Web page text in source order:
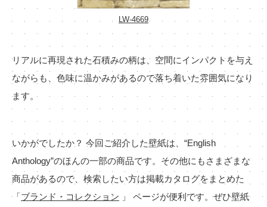
LW-4669
リアルに再現された石積みの柄は、空間にインパクトを与え
ながらも、色味に温かみがあるので落ち着いた雰囲気になり
ます。
いかがでしたか？ 今回ご紹介した壁紙は、“English
Anthology”のほんの一部の商品です。その他にもさまざまな
商品があるので、検索したい方は掲載カタログをまとめた
「ブランド・コレクション 」 ページが便利です。ぜひ壁紙